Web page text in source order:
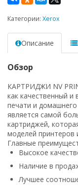
Категории: Xerox
Описание
Обзор
КАРТРИДЖИ NV
как качественный
печати и
является самой
картриджей,
моделей
Главные
Высокое
Наличие в
Лучшее